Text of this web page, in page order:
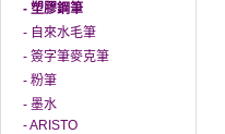
- 塑膠鋼筆
- 自來水毛筆
- 簽字筆麥克筆
- 粉筆
- 墨水
- ARISTO